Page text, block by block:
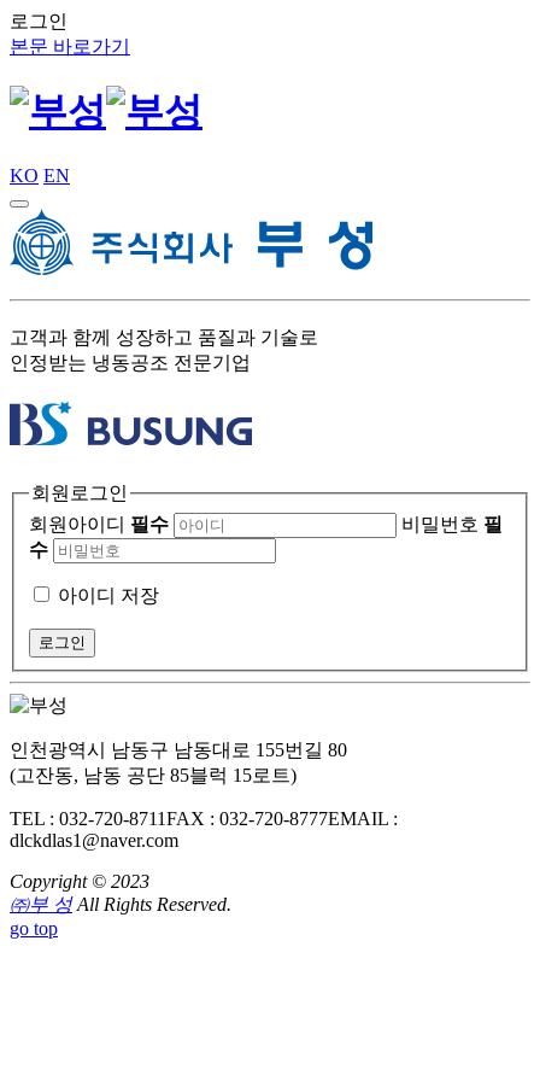
로그인
본문 바로가기
KO EN
고객과 함께 성장하고 품질과 기술로
인정받는 냉동공조 전문기업
회원로그인
회원아이디 필수 비밀번호 필
수
아이디 저장
인천광역시 남동구 남동대로 155번길 80
(고잔동, 남동 공단 85블럭 15로트)
TEL : 032-720-8711FAX : 032-720-8777EMAIL :
dlckdlas1@naver.com
Copyright © 2023
㈜부 성All Rights Reserved.
go top